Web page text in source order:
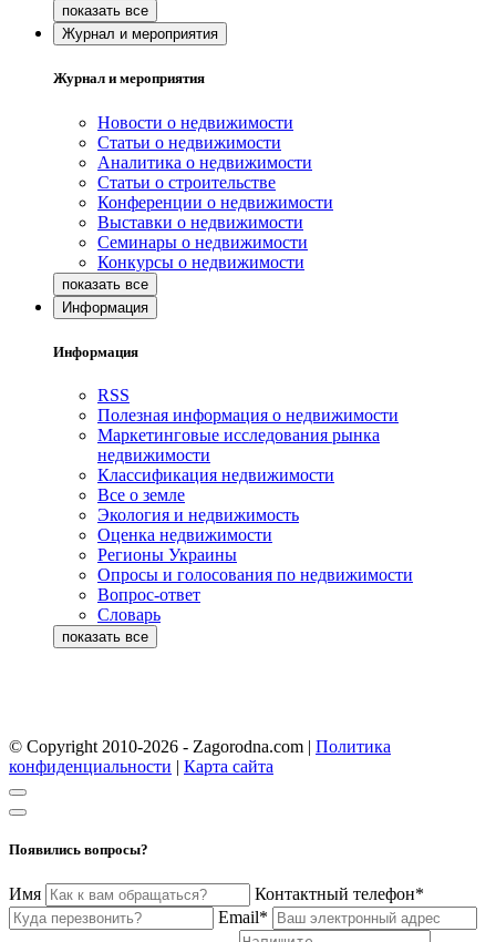
Журнал и мероприятия
Журнал и мероприятия
Новости о недвижимости
Статьи о недвижимости
Аналитика о недвижимости
Статьи о строительстве
Конференции о недвижимости
Выставки о недвижимости
Семинары о недвижимости
Конкурсы о недвижимости
Информация
Информация
RSS
Полезная информация о недвижимости
Маркетинговые исследования рынка
недвижимости
Классификация недвижимости
Все о земле
Экология и недвижимость
Оценка недвижимости
Регионы Украины
Опросы и голосования по недвижимости
Вопрос-ответ
Словарь
© Copyright 2010-2026 - Zagorodna.com | Политика
конфиденциальности | Карта сайта
Появились вопросы?
Имя
Контактный телефон*
Email*